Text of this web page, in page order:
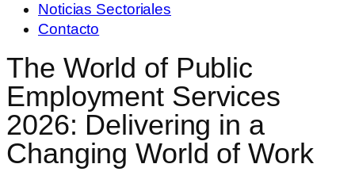
Noticias Sectoriales
Contacto
The World of Public
Employment Services
2026: Delivering in a
Changing World of Work